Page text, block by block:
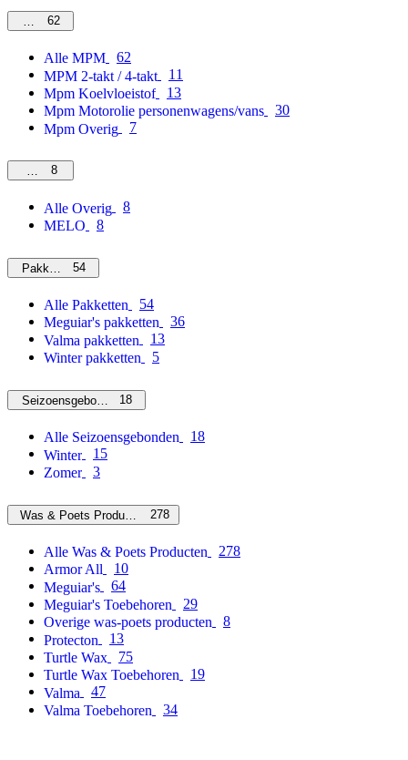
MPM62
Alle MPM
62
MPM 2-takt / 4-takt
11
Mpm Koelvloeistof
13
Mpm Motorolie personenwagens/vans
30
Mpm Overig
7
Overig
8
Alle Overig
8
MELO
8
Pakketten54
Alle Pakketten
54
Meguiar's pakketten
36
Valma pakketten
13
Winter pakketten
5
Seizoensgebonden18
Alle Seizoensgebonden
18
Winter
15
Zomer
3
Was & Poets Producten 278
Alle Was & Poets Producten
278
Armor All
10
Meguiar's
64
Meguiar's Toebehoren
29
Overige was-poets producten
8
Protecton
13
Turtle Wax
75
Turtle Wax Toebehoren
19
Valma
47
Valma Toebehoren
34